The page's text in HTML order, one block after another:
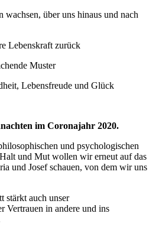
über uns hinaus und nach
Lebenskraft zurück
Muster
Lebensfreude und Glück
im Coronajahr 2020.
und psychologischen
und Mut wollen wir erneut auf das
und Josef schauen, von dem wir uns
stärkt auch unser
Vertrauen in andere und ins